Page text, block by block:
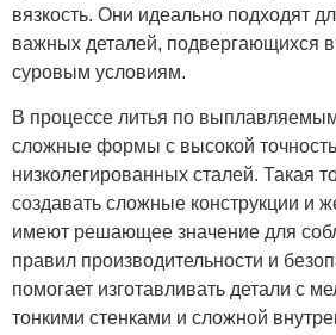
вязкость. Они идеально подходят
важных деталей, подвергающихся
суровым условиям.
В процессе литья по
сложные формы с высокой
низколегированных сталей. Такая
создавать сложные конструкции и
имеют решающее значение для
правил производительности и
помогает изготавливать детали с
тонкими стенками и сложной